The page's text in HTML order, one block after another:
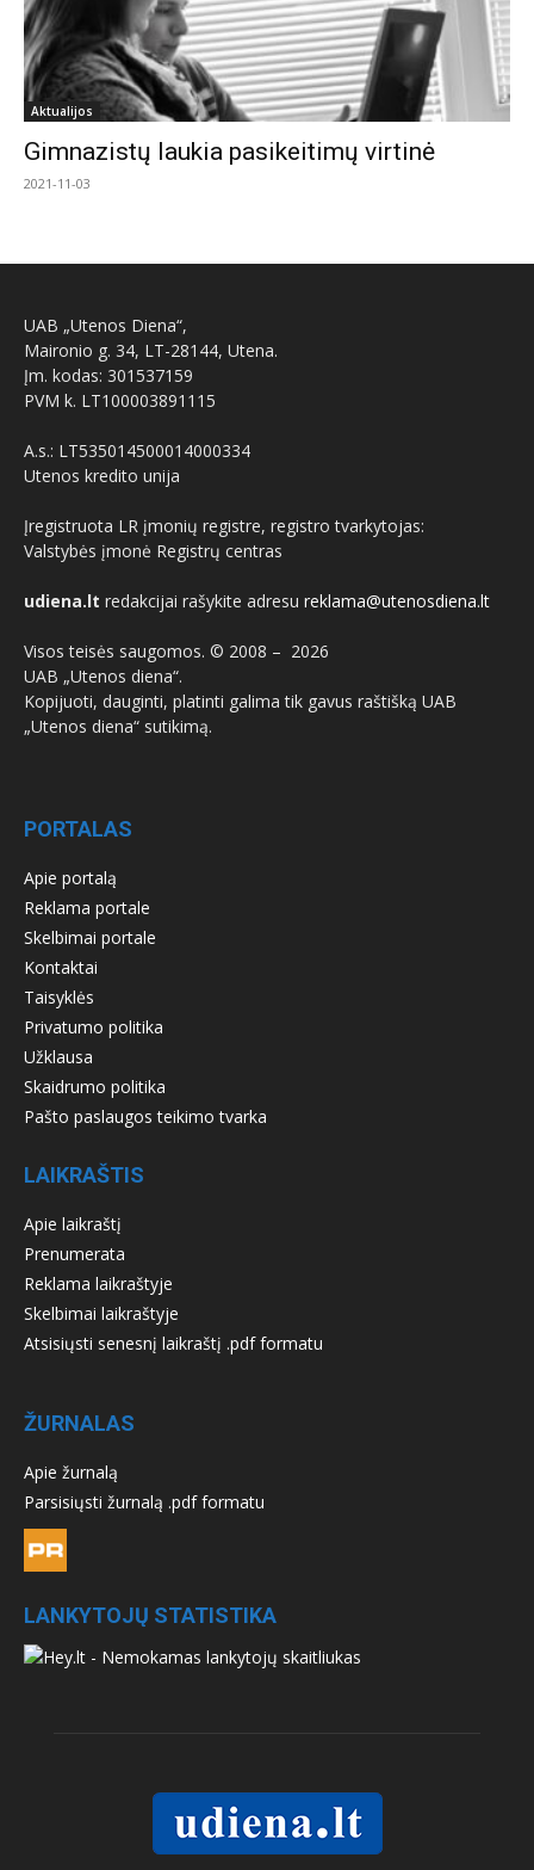
Aktualijos
Gimnazistų laukia pasikeitimų virtinė
2021-11-03
UAB „Utenos Diena“,
Maironio g. 34, LT-28144, Utena.
Įm. kodas: 301537159
PVM k. LT100003891115
A.s.: LT535014500014000334
Utenos kredito unija
Įregistruota LR įmonių registre, registro tvarkytojas:
Valstybės įmonė Registrų centras
udiena.lt redakcijai rašykite adresu reklama@utenosdiena.lt
Visos teisės saugomos. © 2008 – 2026
UAB „Utenos diena“.
Kopijuoti, dauginti, platinti galima tik gavus raštišką UAB
„Utenos diena“ sutikimą.
PORTALAS
Apie portalą
Reklama portale
Skelbimai portale
Kontaktai
Taisyklės
Privatumo politika
Užklausa
Skaidrumo politika
Pašto paslaugos teikimo tvarka
LAIKRAŠTIS
Apie laikraštį
Prenumerata
Reklama laikraštyje
Skelbimai laikraštyje
Atsisiųsti senesnį laikraštį .pdf formatu
ŽURNALAS
Apie žurnalą
Parsisiųsti žurnalą .pdf formatu
LANKYTOJŲ STATISTIKA